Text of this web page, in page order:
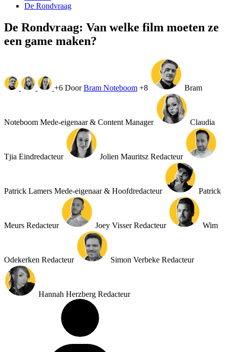
De Rondvraag
De Rondvraag: Van welke film moeten ze
een game maken?
+6 Door Bram Noteboom +8 Bram
Noteboom Mede-eigenaar & Content Manager Claudia
Tjia Eindredacteur Jolien Mauritsz Redacteur
Patrick Lamers Mede-eigenaar & Hoofdredacteur Patrick
Meurs Redacteur Joey Visser Redacteur Wim
Odekerken Redacteur Simon Verbeke Redacteur
Hannah Herzberg Redacteur